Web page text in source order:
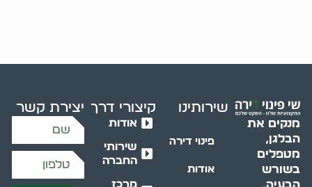
מנקים את
הבלגן,
מטפלים
בשורש
שירותינו
פינוי דירה
אודות
קיצורי דרך
אודות
שירותי
החברה
מרכז
יצירת קשר